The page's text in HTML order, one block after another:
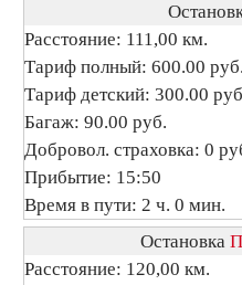
Расстояние: 111,00 км.
Тариф полный: 600.00 руб.
Тариф детский: 300.00
Багаж: 90.00 руб.
Добровол. страховка: 0
Прибытие: 15:50
Время в пути: 2 ч. 0 мин.
Остановка
Расстояние: 120,00 км.